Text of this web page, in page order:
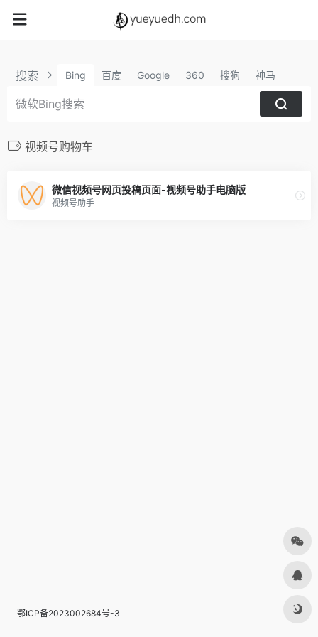
搜索 Bing 百度 Google 360 搜狗 神马
视频号购物车
微信视频号网页投稿页面-视频号助手电脑版
视频号助手
鄂ICP备2023002684号-3